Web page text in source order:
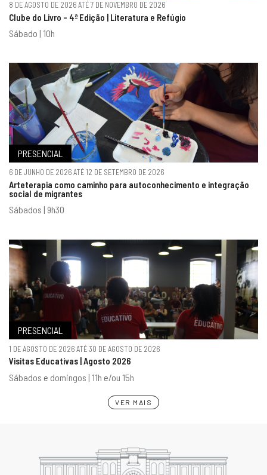
8 DE AGOSTO DE 2026 ATÉ 7 DE NOVEMBRO DE 2026
Clube do Livro - 4ª Edição | Literatura e Refúgio
Sábado | 10h
PRESENCIAL
6 DE JUNHO DE 2026 ATÉ 12 DE SETEMBRO DE 2026
Arteterapia como caminho para autoconhecimento e integração
social de migrantes
Sábados | 9h30
PRESENCIAL
1 DE AGOSTO DE 2026 ATÉ 30 DE AGOSTO DE 2026
Visitas Educativas | Agosto 2026
Sábados e domingos | 11h e/ou 15h
VER MAIS